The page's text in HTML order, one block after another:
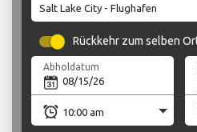
Rückkehr zum selben
Abholdatum